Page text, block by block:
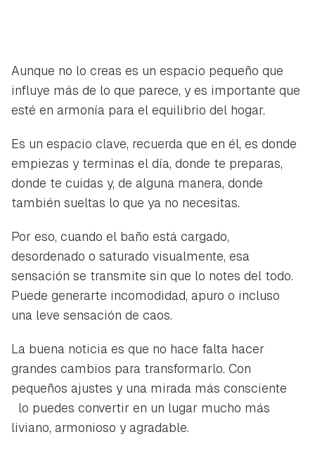
Aunque no lo creas es un espacio pequeño que
influye más de lo que parece, y es importante que
esté en armonía para el equilibrio del hogar.
Es un espacio clave, recuerda que en él, es donde
empiezas y terminas el día, donde te preparas,
donde te cuidas y, de alguna manera, donde
también sueltas lo que ya no necesitas.
Por eso, cuando el baño está cargado,
desordenado o saturado visualmente, esa
sensación se transmite sin que lo notes del todo.
Puede generarte incomodidad, apuro o incluso
una leve sensación de caos.
La buena noticia es que no hace falta hacer
grandes cambios para transformarlo. Con
pequeños ajustes y una mirada más consciente
lo puedes convertir en un lugar mucho más
liviano, armonioso y agradable.